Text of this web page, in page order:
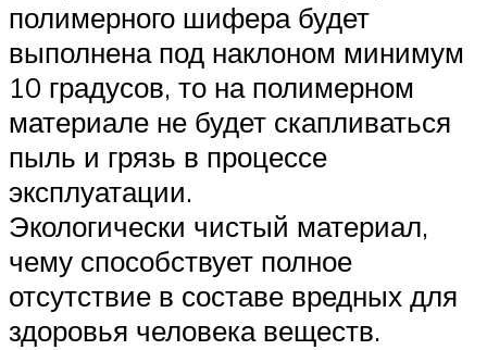
полимерного шифера будет
выполнена под наклоном минимум
10 градусов, то на полимерном
материале не будет скапливаться
пыль и грязь в процессе
эксплуатации.
Экологически чистый материал,
чему способствует полное
отсутствие в составе вредных для
здоровья человека веществ.